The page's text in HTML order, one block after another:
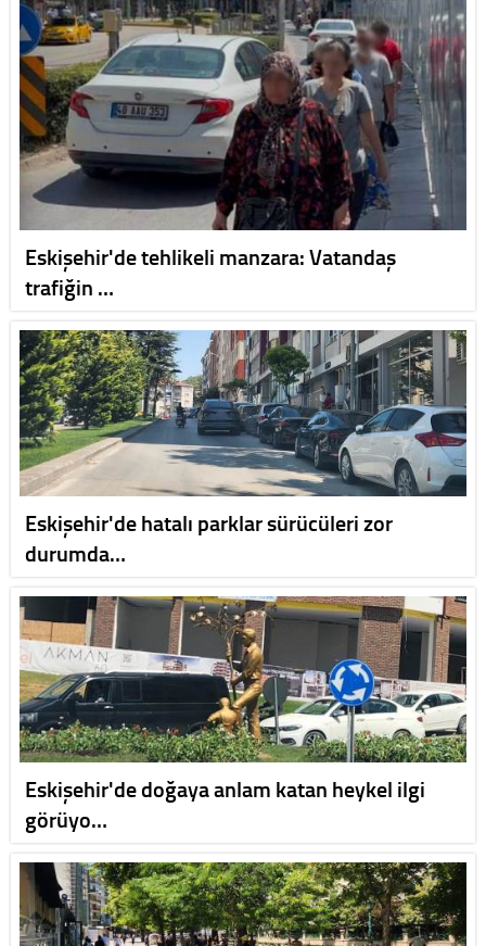
Eskişehir'de tehlikeli manzara: Vatandaş
trafiğin …
Eskişehir'de hatalı parklar sürücüleri zor
durumda…
Eskişehir'de doğaya anlam katan heykel ilgi
görüyo…